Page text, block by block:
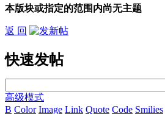
本版块或指定的范围内尚无主题
返 回
快速发帖
高级模式
B Color Image Link Quote Code Smilies